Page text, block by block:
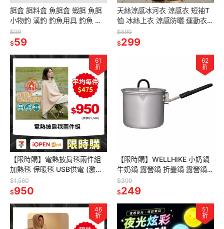
餌盒 餌料盒 魚餌盒 蝦餌 魚餌
小物釣 溪釣 釣魚用具 釣魚 釣
具 垂釣 露營 FarmerCamp
$99
$59
天絲涼感冰河衣 涼感衣 短袖T
恤 冰絲上衣 涼感防曬 運動衣
一穿就涼！全日防曬
$590
$299
61
折
【限時購】電熱披肩毯兩件組
加熱毯 保暖毯 USB供電 (激勵
案專屬賣場)
$1,560
$950
62
折
【限時購】WELLHIKE 小奶鍋
牛奶鍋 露營鍋 折疊鍋 露營鍋具
露營的人
$399
$249
46
折
51
折